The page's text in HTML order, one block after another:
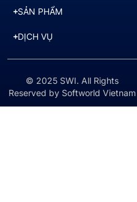
SẢN PHẨM
DỊCH VỤ
© 2025 SWI. All Rights
Reserved by Softworld Vietnam